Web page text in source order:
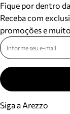
Fique por dentro
Receba com
promoções e
Siga a Arezzo